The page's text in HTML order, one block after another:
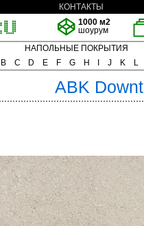
КОНТАКТЫ
1000 м2
шоурум
НАПОЛЬНЫЕ ПОКРЫТИЯ
B C D E F G H J K L
ABK